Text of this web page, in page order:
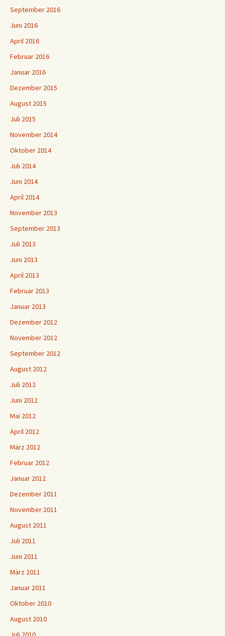
September 2016
Juni 2016
April 2016
Februar 2016
Januar 2016
Dezember 2015
August 2015
Juli 2015
November 2014
Oktober 2014
Juli 2014
Juni 2014
April 2014
November 2013
September 2013
Juli 2013
Juni 2013
April 2013
Februar 2013
Januar 2013
Dezember 2012
November 2012
September 2012
August 2012
Juli 2012
Juni 2012
Mai 2012
April 2012
März 2012
Februar 2012
Januar 2012
Dezember 2011
November 2011
August 2011
Juli 2011
Juni 2011
März 2011
Januar 2011
Oktober 2010
August 2010